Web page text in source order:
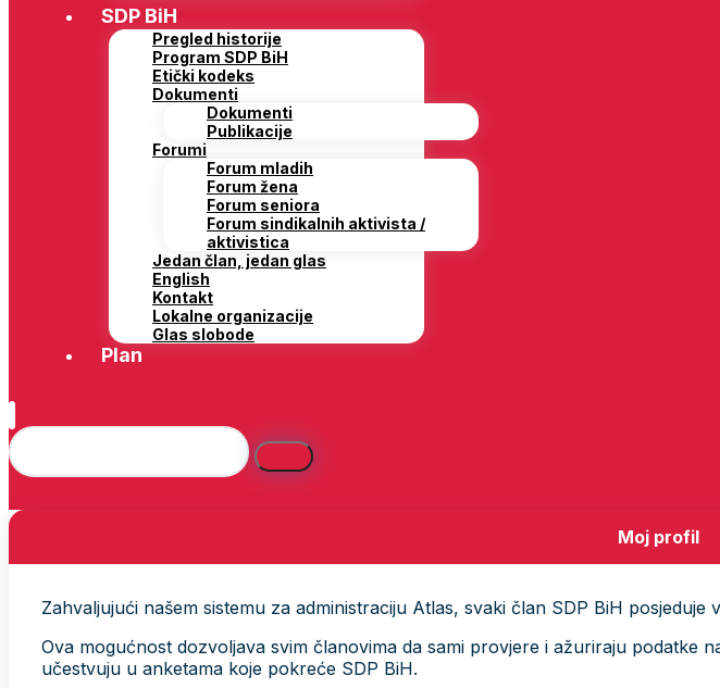
SDP BiH
Pregled historije
Program SDP BiH
Etički kodeks
Dokumenti
Dokumenti
Publikacije
Forumi
Forum mladih
Forum žena
Forum seniora
Forum sindikalnih aktivista /
aktivistica
Jedan član, jedan glas
English
Kontakt
Lokalne organizacije
Glas slobode
Plan
Moj profil
Zahvaljujući našem sistemu za administraciju Atlas, svaki član SDP BiH posjeduje
Ova mogućnost dozvoljava svim članovima da sami provjere i ažuriraju podatke
učestvuju u anketama koje pokreće SDP BiH.